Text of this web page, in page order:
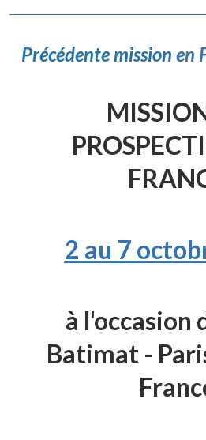
Précédente mission en
2 au 7
à l'occasion
Batimat -